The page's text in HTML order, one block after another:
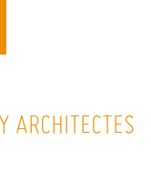
ARCHITECTES